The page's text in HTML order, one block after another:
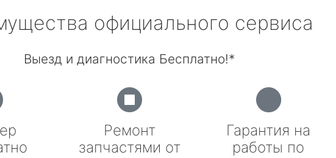
официального сервиса
Выезд и диагностика Бесплатно!*
Ремонт
запчастями от
Гарантия на
работы по